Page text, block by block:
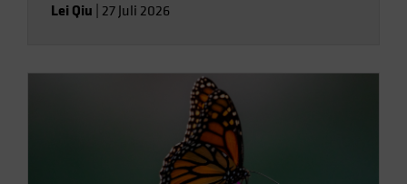
Lei Qiu 27 Juli 2026